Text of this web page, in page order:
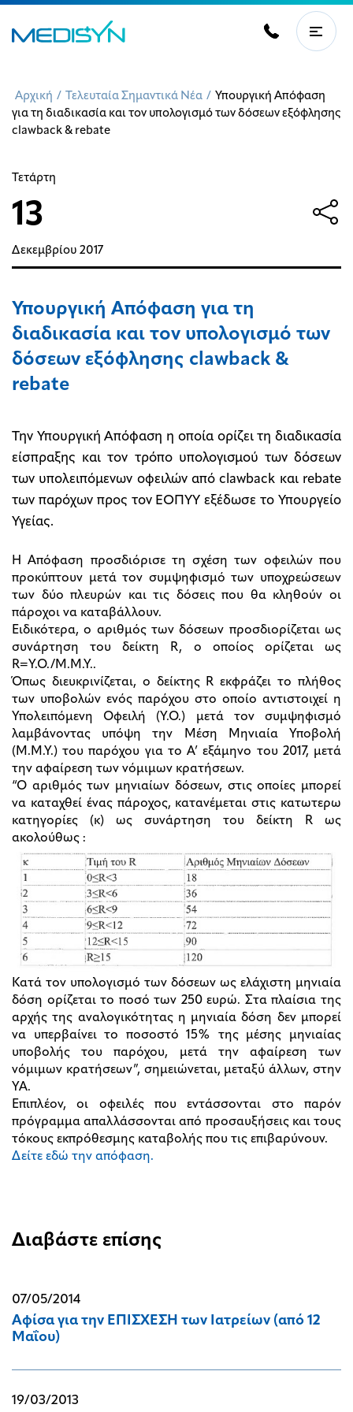
Αρχική / Τελευταία Σημαντικά Νέα / Υπουργική Απόφαση
για τη διαδικασία και τον υπολογισμό των δόσεων εξόφλησης
clawback & rebate
Τετάρτη
13
Δεκεμβρίου 2017
Υπουργική Απόφαση για τη
διαδικασία και τον υπολογισμό των
δόσεων εξόφλησης clawback &
rebate
Την Υπουργική Απόφαση η οποία ορίζει τη διαδικασία
είσπραξης και τον τρόπο υπολογισμού των δόσεων
των υπολειπόμενων οφειλών από clawback και rebate
των παρόχων προς τον ΕΟΠΥΥ εξέδωσε το Υπουργείο
Υγείας.
H Απόφαση προσδιόρισε τη σχέση των οφειλών που
προκύπτουν μετά τον συμψηφισμό των υποχρεώσεων
των δύο πλευρών και τις δόσεις που θα κληθούν οι
πάροχοι να καταβάλλουν.
Ειδικότερα, ο αριθμός των δόσεων προσδιορίζεται ως
συνάρτηση του δείκτη R, ο οποίος ορίζεται ως
R=Y.O./M.M.Y..
Όπως διευκρινίζεται, ο δείκτης R εκφράζει το πλήθος
των υποβολών ενός παρόχου στο οποίο αντιστοιχεί η
Υπολειπόμενη Οφειλή (Υ.Ο.) μετά τον συμψηφισμό
λαμβάνοντας υπόψη την Μέση Μηνιαία Υποβολή
(Μ.Μ.Υ.) του παρόχου για το Α’ εξάμηνο του 2017, μετά
την αφαίρεση των νόμιμων κρατήσεων.
“Ο αριθμός των μηνιαίων δόσεων, στις οποίες μπορεί
να καταχθεί ένας πάροχος, κατανέμεται στις κατωτερω
κατηγορίες (κ) ως συνάρτηση του δείκτη R ως
ακολούθως :
Κατά τον υπολογισμό των δόσεων ως ελάχιστη μηνιαία
δόση ορίζεται το ποσό των 250 ευρώ. Στα πλαίσια της
αρχής της αναλογικότητας η μηνιαία δόση δεν μπορεί
να υπερβαίνει το ποσοστό 15% της μέσης μηνιαίας
υποβολής του παρόχου, μετά την αφαίρεση των
νόμιμων κρατήσεων”, σημειώνεται, μεταξύ άλλων, στην
ΥΑ.
Επιπλέον, οι οφειλές που εντάσσονται στο παρόν
πρόγραμμα απαλλάσσονται από προσαυξήσεις και τους
τόκους εκπρόθεσμης καταβολής που τις επιβαρύνουν.
Δείτε εδώ την απόφαση.
Διαβάστε επίσης
07/05/2014
Αφίσα για την ΕΠΙΣΧΕΣΗ των Ιατρείων (από 12
Μαΐου)
19/03/2013